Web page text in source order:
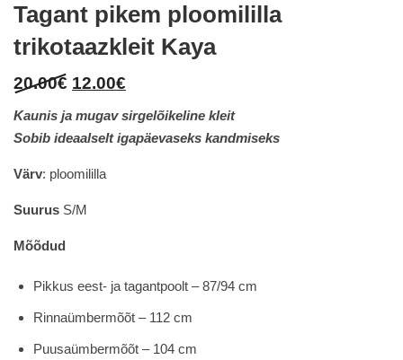
Tagant pikem ploomililla
trikotaazkleit Kaya
20.00€ Original
was:
20.00€.
12.00€
is:
12.00€.
Kaunis ja mugav sirgelõikeline kleit
Sobib ideaalselt igapäevaseks kandmiseks
Värv: ploomililla
Suurus S/M
Mõõdud
Pikkus eest- ja tagantpoolt – 87/94 cm
Rinnaümbermõõt – 112 cm
Puusaümbermõõt – 104 cm